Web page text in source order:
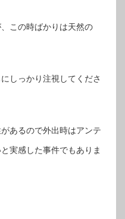
この時ばかりは天然の
しっかり注視してくださ
あるので外出時はアンテ
実感した事件でもありま